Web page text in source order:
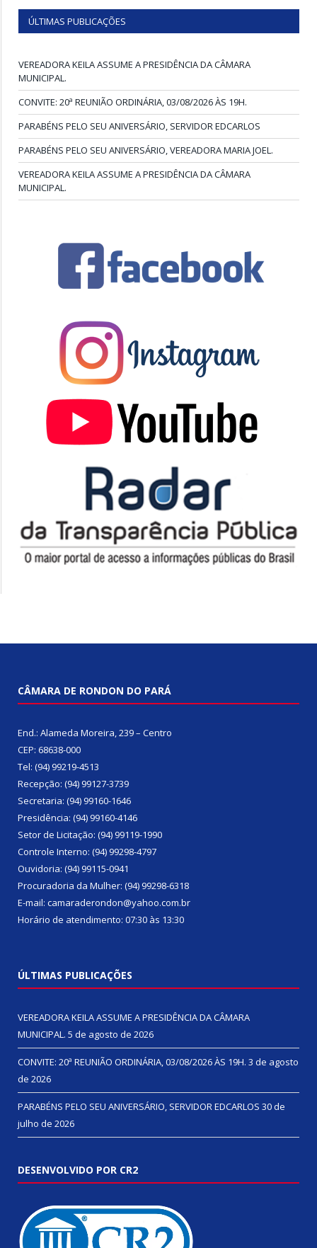
ÚLTIMAS PUBLICAÇÕES
VEREADORA KEILA ASSUME A PRESIDÊNCIA DA CÂMARA
MUNICIPAL.
CONVITE: 20ª REUNIÃO ORDINÁRIA, 03/08/2026 ÀS 19H.
PARABÉNS PELO SEU ANIVERSÁRIO, SERVIDOR EDCARLOS
PARABÉNS PELO SEU ANIVERSÁRIO, VEREADORA MARIA JOEL.
VEREADORA KEILA ASSUME A PRESIDÊNCIA DA CÂMARA
MUNICIPAL.
CÂMARA DE RONDON DO PARÁ
End.: Alameda Moreira, 239 – Centro
CEP: 68638-000
Tel: (94) 99219-4513
Recepção: (94) 99127-3739
Secretaria: (94) 99160-1646
Presidência: (94) 99160-4146
Setor de Licitação: (94) 99119-1990
Controle Interno: (94) 99298-4797
Ouvidoria: (94) 99115-0941
Procuradoria da Mulher: (94) 99298-6318
E-mail: camaraderondon@yahoo.com.br
Horário de atendimento: 07:30 às 13:30
ÚLTIMAS PUBLICAÇÕES
VEREADORA KEILA ASSUME A PRESIDÊNCIA DA CÂMARA
MUNICIPAL. 5 de agosto de 2026
CONVITE: 20ª REUNIÃO ORDINÁRIA, 03/08/2026 ÀS 19H. 3 de agosto
de 2026
PARABÉNS PELO SEU ANIVERSÁRIO, SERVIDOR EDCARLOS 30 de
julho de 2026
DESENVOLVIDO POR CR2